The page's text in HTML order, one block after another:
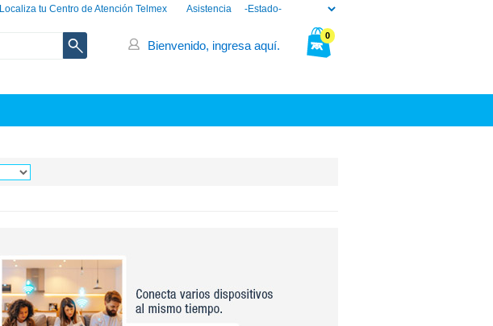
Asistencia
Localiza tu Centro de Atención Telmex
0
Bienvenido, ingresa aquí.